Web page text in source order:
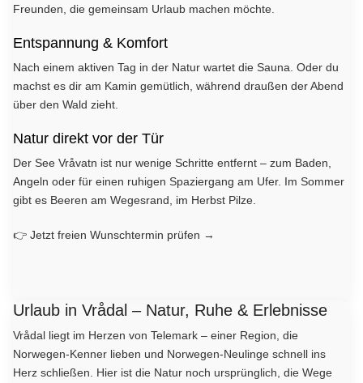
Freunden, die gemeinsam Urlaub machen möchte.
Entspannung & Komfort
Nach einem aktiven Tag in der Natur wartet die Sauna. Oder du
machst es dir am Kamin gemütlich, während draußen der Abend
über den Wald zieht.
Natur direkt vor der Tür
Der See Vråvatn ist nur wenige Schritte entfernt – zum Baden,
Angeln oder für einen ruhigen Spaziergang am Ufer. Im Sommer
gibt es Beeren am Wegesrand, im Herbst Pilze.
👉 Jetzt freien Wunschtermin prüfen →
Urlaub in Vrådal – Natur, Ruhe & Erlebnisse
Vrådal liegt im Herzen von Telemark – einer Region, die
Norwegen-Kenner lieben und Norwegen-Neulinge schnell ins
Herz schließen. Hier ist die Natur noch ursprünglich, die Wege